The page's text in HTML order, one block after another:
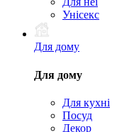
Унісекс
Для дому
Для дому
Для кухні
Посуд
Декор